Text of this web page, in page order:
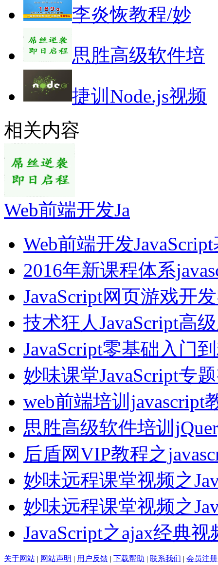
李炎恢教程/妙
思胜高级软件培
捷训Node.js视频
相关内容
Web前端开发Ja
Web前端开发
2016年新课程体系
JavaScript网页游戏开
技术狂人JavaScript高
JavaScript零基础入门
妙味课堂JavaScript专
web前端培训javascript
思胜高级软件培训
后盾网VIP教程之
妙味远程课堂视频之
妙味远程课堂视频之
JavaScript之ajax经典
关于网站 | 网站声明 | 用户反馈 | 下载帮助 | 联系我们 | 会员注册